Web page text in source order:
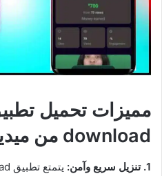
download من ميديا فاير
1. تنزيل سريع وآمن: